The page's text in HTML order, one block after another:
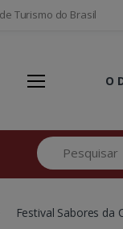
Turismo do Brasil
O
Pesquisar
Festival Sabores da